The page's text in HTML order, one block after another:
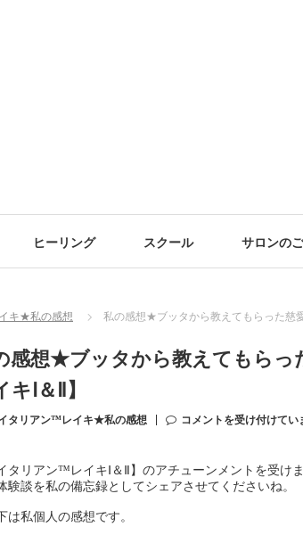
ヒーリング スクール サロンの
キ★私の感想 私の感想★ブッタから教えてもらった慈
感想★ブッタから教えてもら
キⅠ＆Ⅱ】
タリアン™レイキ★私の感想 コメントを受け付けてい
タリアン™レイキⅠ＆Ⅱ】のアチューンメントを受けま
験談を私の備忘録としてシェアさせてくださいね。
は私個人の感想です。